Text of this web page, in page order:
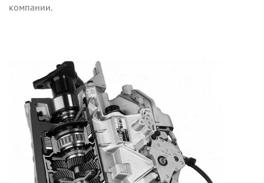
компании.